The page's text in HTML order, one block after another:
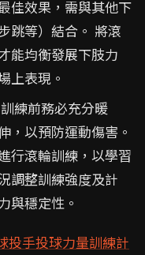
佳效果，需與其他下
跳等）結合。 將滾
能均衡發展下肢力
上表現。
訓練前務必充分暖
，以預防運動傷害。
行滾輪訓練，以學習
調整訓練強度及計
與穩定性。
投手投球力量訓練計